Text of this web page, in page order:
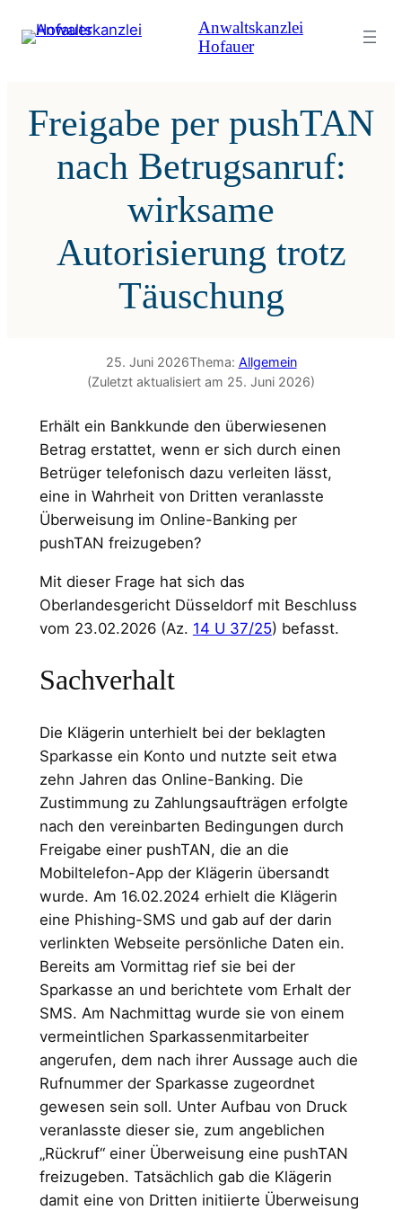
Inhalt
Anwaltskanzlei
Hofauer
Freigabe per pushTAN
nach Betrugsanruf:
wirksame
Autorisierung trotz
Täuschung
25. Juni 2026Thema: Allgemein
(Zuletzt aktualisiert am 25. Juni 2026)
Erhält ein Bankkunde den überwiesenen
Betrag erstattet, wenn er sich durch einen
Betrüger telefonisch dazu verleiten lässt,
eine in Wahrheit von Dritten veranlasste
Überweisung im Online-Banking per
pushTAN freizugeben?
Mit dieser Frage hat sich das
Oberlandesgericht Düsseldorf mit Beschluss
vom 23.02.2026 (Az. 14 U 37/25) befasst.
Sachverhalt
Die Klägerin unterhielt bei der beklagten
Sparkasse ein Konto und nutzte seit etwa
zehn Jahren das Online-Banking. Die
Zustimmung zu Zahlungsaufträgen erfolgte
nach den vereinbarten Bedingungen durch
Freigabe einer pushTAN, die an die
Mobiltelefon-App der Klägerin übersandt
wurde. Am 16.02.2024 erhielt die Klägerin
eine Phishing-SMS und gab auf der darin
verlinkten Webseite persönliche Daten ein.
Bereits am Vormittag rief sie bei der
Sparkasse an und berichtete vom Erhalt der
SMS. Am Nachmittag wurde sie von einem
vermeintlichen Sparkassenmitarbeiter
angerufen, dem nach ihrer Aussage auch die
Rufnummer der Sparkasse zugeordnet
gewesen sein soll. Unter Aufbau von Druck
veranlasste dieser sie, zum angeblichen
„Rückruf“ einer Überweisung eine pushTAN
freizugeben. Tatsächlich gab die Klägerin
damit eine von Dritten initiierte Überweisung